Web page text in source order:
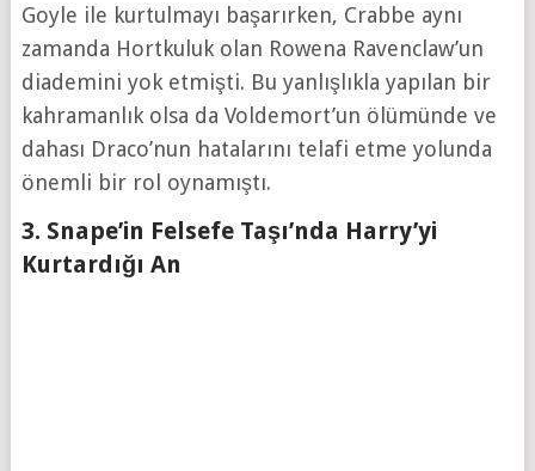
Goyle ile kurtulmayı başarırken, Crabbe aynı
zamanda Hortkuluk olan Rowena Ravenclaw’un
diademini yok etmişti. Bu yanlışlıkla yapılan bir
kahramanlık olsa da Voldemort’un ölümünde ve
dahası Draco’nun hatalarını telafi etme yolunda
önemli bir rol oynamıştı.
3. Snape’in Felsefe Taşı’nda Harry’yi
Kurtardığı An